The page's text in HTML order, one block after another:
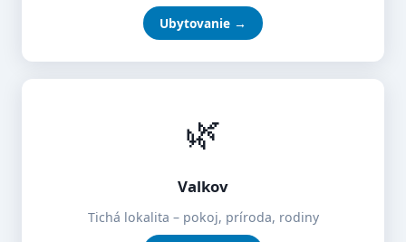
Ubytovanie →
🌿
Valkov
Tichá lokalita – pokoj, príroda, rodiny